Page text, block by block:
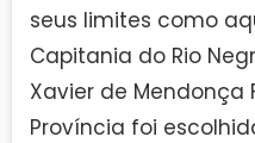
seus limites como
Capitania do Rio
Xavier de Mendonça
Província foi